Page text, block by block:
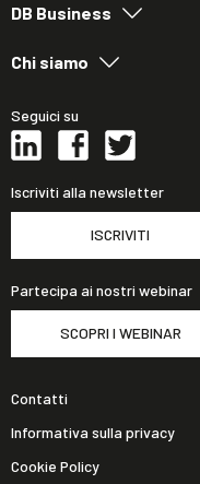
DB Business
Chi siamo
Seguici su
Iscriviti alla newsletter
ISCRIVITI
Partecipa ai nostri webinar
SCOPRI I WEBINAR
Contatti
Informativa sulla privacy
Cookie Policy